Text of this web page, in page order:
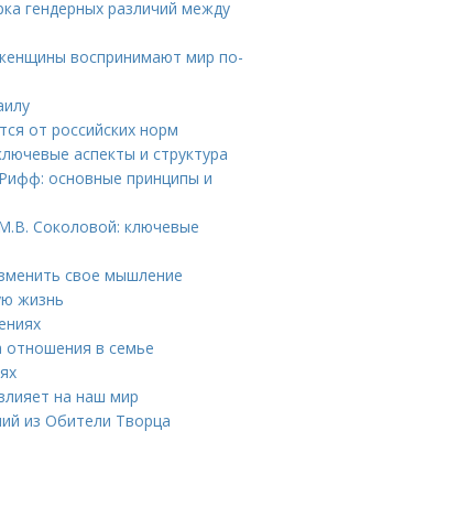
гендерных различий между
воспринимают мир по-
от российских норм
аспекты и структура
основные принципы и
Соколовой: ключевые
свое мышление
жизнь
отношения в семье
на наш мир
из Обители Творца